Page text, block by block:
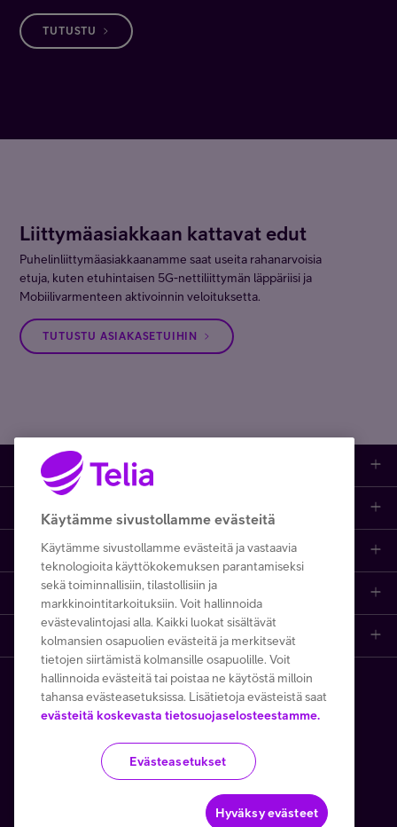
TUTUSTU
Liittymäasiakkaan kattavat edut
Puhelinliittymäasiakkaanamme saat useita rahanarvoisia
etuja, kuten etuhintaisen 5G-nettiliittymän läppäriisi ja
Mobiilivarmenteen aktivoinnin veloituksetta.
TUTUSTU ASIAKASETUIHIN
Tuotteet
IT-palvelut
Yrittäjän palvelut
Julkishallinnolle
Wholesale
5G yrityksille
Etusivu
Yhteystiedot
Paikalliset yritysmyyjät
Viat ja häiriöt
Asiakkuuden hallinta
Opi ja inspiroidu
Kaikki sisällöt
Artikkelit
Referenssit
Asiakasvinkit
Webinaarit ja koulutukset
Telia
Telia
Telia Cygate
Telia Finland
Telia yrityksenä
Vastuullisuus
Turvaverkko
Copyright Telia Company 2026
Kaikki hinnat ALV 0 %
Tietosuoja ja -turva Käyttöehdot
Toimitusehdot
Käytämme sivustollamme evästeitä
Käytämme sivustollamme evästeitä ja vastaavia
teknologioita käyttökokemuksen parantamiseksi
sekä toiminnallisiin, tilastollisiin ja
markkinointitarkoituksiin. Voit hallinnoida
evästevalintojasi alla. Kaikki luokat sisältävät
kolmansien osapuolien evästeitä ja merkitsevät
tietojen siirtämistä kolmansille osapuolille. Voit
hallinnoida evästeitä tai poistaa ne käytöstä milloin
tahansa evästeasetuksissa. Lisätietoja evästeistä saat
evästeitä koskevasta tietosuojaselosteestamme.
Evästeasetukset
Hyväksy evästeet